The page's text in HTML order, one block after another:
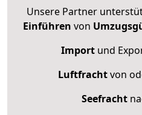
Unsere Partner
Einführen von
Import und
Luftfrachtvon
Seefracht